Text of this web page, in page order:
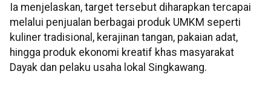
Ia menjelaskan, target tersebut diharapkan tercapai
melalui penjualan berbagai produk UMKM seperti
kuliner tradisional, kerajinan tangan, pakaian adat,
hingga produk ekonomi kreatif khas masyarakat
Dayak dan pelaku usaha lokal Singkawang.